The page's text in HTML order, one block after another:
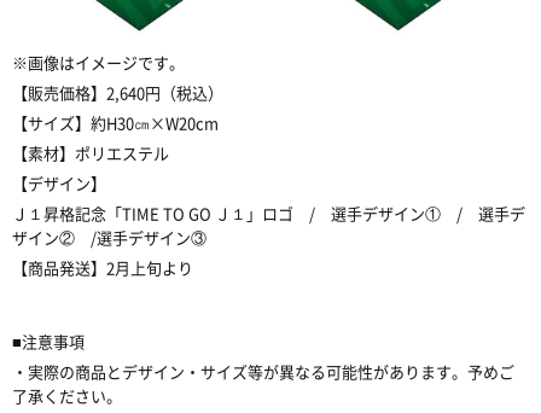
※画像はイメージです。
【販売価格】 2,640円（税込）
【サイズ】約H30㎝×W20cm
【素材】ポリエステル
【デザイン】
Ｊ１昇格記念「TIME TO GO Ｊ１ 」ロゴ / 選手デザイン① / 選手デ
ザイン② /選手デザイン③
【商品発送】 2月上旬より
■注意事項
・実際の商品とデザイン・サイズ等が異なる可能性があります。予めご
了承ください。